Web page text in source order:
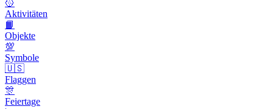
🥎
Aktivitäten
📙
Objekte
💯
Symbole
🇺🇸
Flaggen
🎊
Feiertage